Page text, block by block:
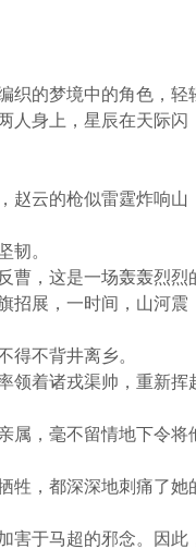
织的梦境中的角色，轻
人身上，星辰在天际闪
赵云的枪似雷霆炸响山
韧。
曹，这是一场轰轰烈烈
招展，一时间，山河震
得不背井离乡。
领着诸戎渠帅，重新挥
属，毫不留情地下令将
牲，都深深地刺痛了她
害于马超的邪念。因此